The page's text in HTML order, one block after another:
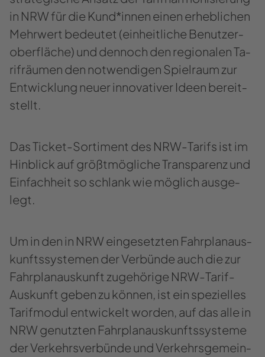
in NRW für die Kund*innen einen er­heb­li­chen
Mehr­wert be­deu­tet (ein­heit­li­che Be­nut­zer­
ober­flä­che) und den­noch den re­gio­na­len Ta­
rifräu­men den not­wen­di­gen Spiel­raum zur
Ent­wick­lung neuer in­no­va­ti­ver Ideen be­reit­
stellt.
Das Ticket-​Sortiment des NRW-​Tarifs ist im
Hin­blick auf größt­mög­li­che Trans­pa­renz und
Ein­fach­heit so schlank wie mög­lich aus­ge­
legt.
Um in den in NRW ein­ge­setz­ten Fahr­plan­aus­
kunfts­sys­te­men der Ver­bün­de auch die zur
Fahr­plan­aus­kunft zu­ge­hö­ri­ge NRW-​​Tarif-
Auskunft geben zu kön­nen, ist ein spe­zi­el­les
Ta­rif­mo­dul ent­wi­ckelt wor­den, auf das alle in
NRW ge­nutz­ten Fahr­plan­aus­kunfts­sys­te­me
der Ver­kehrs­ver­bün­de und Ver­kehrs­ge­mein­